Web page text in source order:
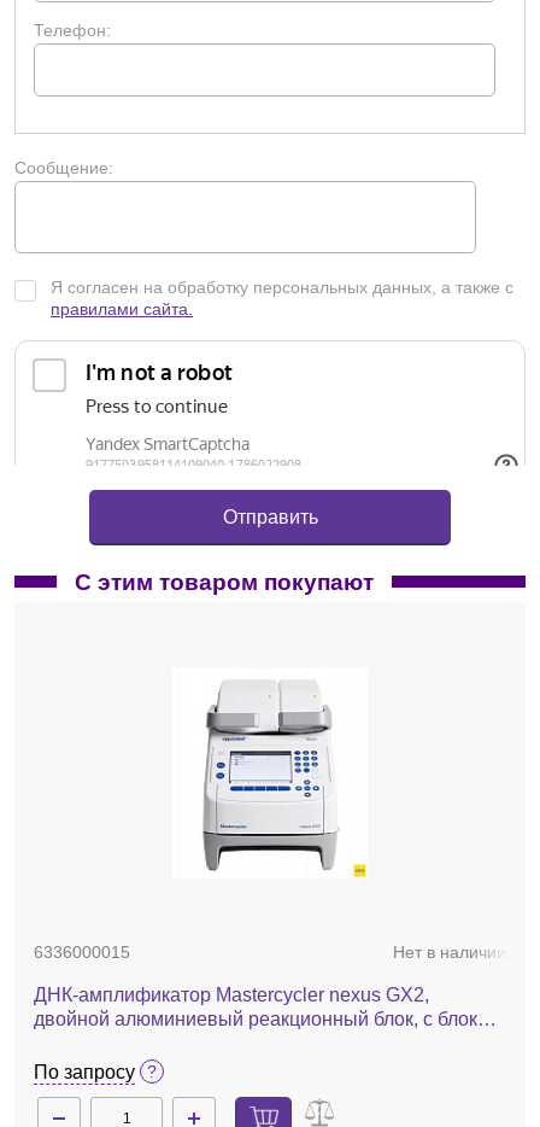
удобный графический цветной дисплей;
USB-порт для переноса данных на флэш-карту,
потребляемая мощность, Вт — 540;
габариты (Ш × Г × В) — 25 × 41,2 × 32,1 см;
вес — 10,9 кг.
Телефон:
Сообщение:
Я согласен на обработку персональных данных, а также с
правилами сайта.
С этим товаром покупают
6336000015 Нет в наличии
ДНК-амплификатор Mastercycler nexus GX2,
двойной алюминиевый реакционный блок, с блоком
По запросу